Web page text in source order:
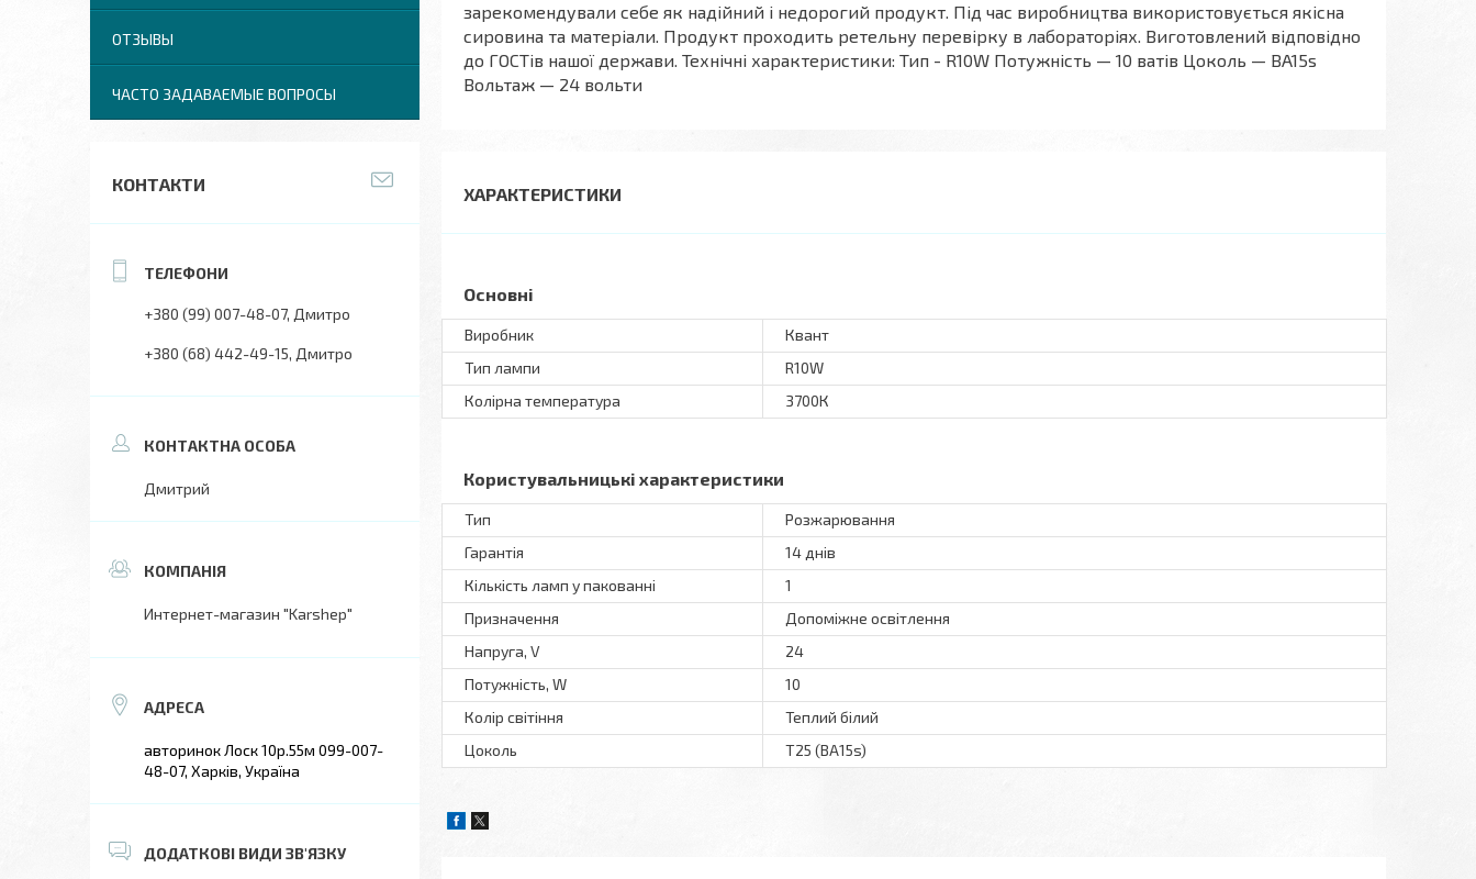
зарекомендували себе як надійний і недорогий продукт. Під час виробництва використовується якісна
сировина та матеріали. Продукт проходить ретельну перевірку в лабораторіях. Виготовлений відповідно
до ГОСТів нашої держави. Технічні характеристики: Тип - R10W Потужність — 10 ватів Цоколь — BA15s
Вольтаж — 24 вольти
ХАРАКТЕРИСТИКИ
Основні
Виробник
Квант
Тип лампи
R10W
Колірна температура
3700К
Користувальницькі характеристики
Тип
Розжарювання
Гарантія
14 днів
Кількість ламп у пакованні
1
Призначення
Допоміжне освітлення
Напруга, V
24
Потужність, W
10
Колір світіння
Теплий білий
Цоколь
T25 (BA15s)
ОТЗЫВЫ
ЧАСТО ЗАДАВАЕМЫЕ ВОПРОСЫ
КОНТАКТИ
+380 (99) 007-48-07 Дмитро
+380 (68) 442-49-15 Дмитро
Дмитрий
Интернет-магазин "Karshep"
авторинок Лоск 10р.55м 099-007-
48-07, Харків, Україна